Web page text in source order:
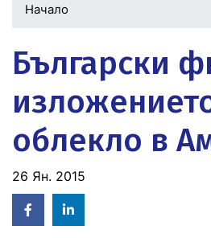
Начало
Български
облекло в
26 Ян. 2015
Facebook
in